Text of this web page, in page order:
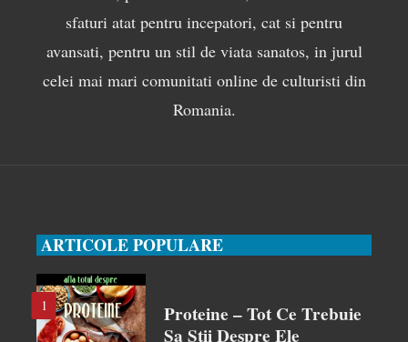
sfaturi atat pentru incepatori, cat si pentru
avansati, pentru un stil de viata sanatos, in jurul
celei mai mari comunitati online de culturisti din
Romania.
ARTICOLE POPULARE
1
Proteine – Tot Ce Trebuie
Sa Stii Despre Ele